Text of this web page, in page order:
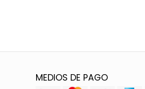
MEDIOS DE PAGO